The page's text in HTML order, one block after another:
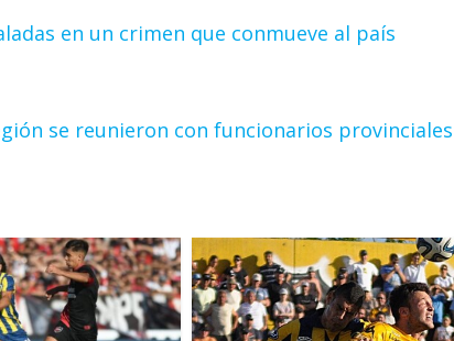
en un crimen que conmueve al país
se reunieron con funcionarios provinciales